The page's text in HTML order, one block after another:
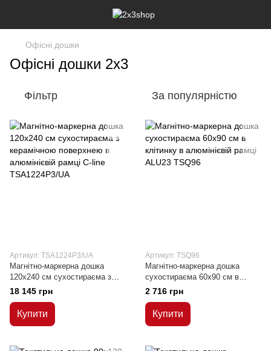
Офісні дошки
Офісні дошки 2х3
Фільтр За популярністю
Артикул: TSA1224P3/UA
Магнітно-маркерна дошка
120x240 см сухостираєма з
керамічною поверхнею в
алюмінієвій рамці C-line
18 145 грн
Купити
Артикул: TSQ96
Магнітно-маркерна дошка
сухостираєма 60x90 см в
клітинку в алюмінієвій рамці
2 716 грн
Купити